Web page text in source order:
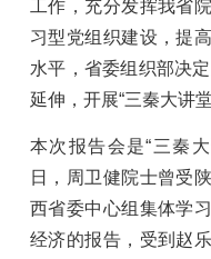
工作，充分发挥我省
习型党组织建设，提
水平，省委组织部决
延伸，开展“三秦大讲
本次报告会是“三秦
日，周卫健院士曾受
西省委中心组集体学
经济的报告，受到赵